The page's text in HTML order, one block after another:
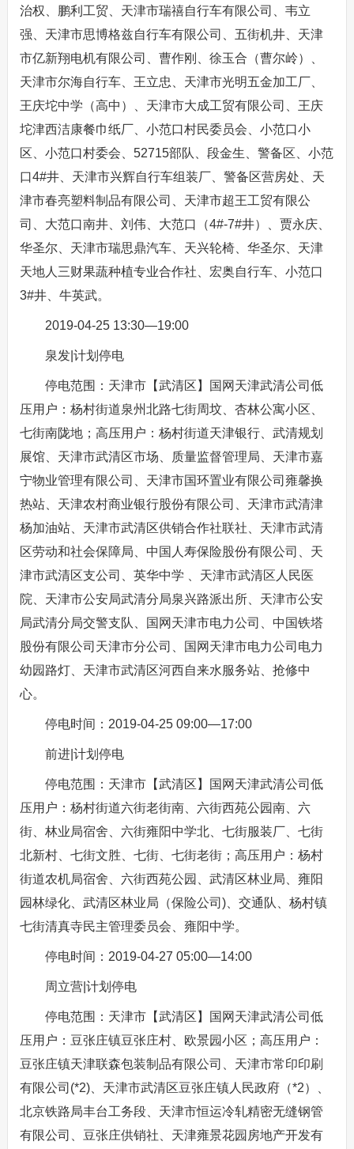
治权、鹏利工贸、天津市瑞禧自行车有限公司、韦立
强、天津市思博格兹自行车有限公司、五街机井、天津
市亿新翔电机有限公司、曹作刚、徐玉合（曹尔岭）、
天津市尔海自行车、王立忠、天津市光明五金加工厂、
王庆坨中学（高中）、天津市大成工贸有限公司、王庆
坨津西洁康餐巾纸厂、小范口村民委员会、小范口小
区、小范口村委会、52715部队、段金生、警备区、小范
口4#井、天津市兴辉自行车组装厂、警备区营房处、天
津市春亮塑料制品有限公司、天津市超王工贸有限公
司、大范口南井、刘伟、大范口（4#-7#井）、贾永庆、
华圣尔、天津市瑞思鼎汽车、天兴轮椅、华圣尔、天津
天地人三财果蔬种植专业合作社、宏奥自行车、小范口
3#井、牛英武。
2019-04-25 13:30—19:00
泉发|计划停电
停电范围：天津市【武清区】国网天津武清公司低
压用户：杨村街道泉州北路七街周坟、杏林公寓小区、
七街南陇地；高压用户：杨村街道天津银行、武清规划
展馆、天津市武清区市场、质量监督管理局、天津市嘉
宁物业管理有限公司、天津市国环置业有限公司雍馨换
热站、天津农村商业银行股份有限公司、天津市武清津
杨加油站、天津市武清区供销合作社联社、天津市武清
区劳动和社会保障局、中国人寿保险股份有限公司、天
津市武清区支公司、英华中学 、天津市武清区人民医
院、天津市公安局武清分局泉兴路派出所、天津市公安
局武清分局交警支队、国网天津市电力公司、中国铁塔
股份有限公司天津市分公司、国网天津市电力公司电力
幼园路灯、天津市武清区河西自来水服务站、抢修中
心。
停电时间：2019-04-25 09:00—17:00
前进|计划停电
停电范围：天津市【武清区】国网天津武清公司低
压用户：杨村街道六街老街南、六街西苑公园南、六
街、林业局宿舍、六街雍阳中学北、七街服装厂、七街
北新村、七街文胜、七街、七街老街；高压用户：杨村
街道农机局宿舍、六街西苑公园、武清区林业局、雍阳
园林绿化、武清区林业局（保险公司)、交通队、杨村镇
七街清真寺民主管理委员会、雍阳中学。
停电时间：2019-04-27 05:00—14:00
周立营|计划停电
停电范围：天津市【武清区】国网天津武清公司低
压用户：豆张庄镇豆张庄村、欧景园小区；高压用户：
豆张庄镇天津联森包装制品有限公司、天津市常印印刷
有限公司(*2)、天津市武清区豆张庄镇人民政府（*2）、
北京铁路局丰台工务段、天津市恒运冷轧精密无缝钢管
有限公司、豆张庄供销社、天津雍景花园房地产开发有